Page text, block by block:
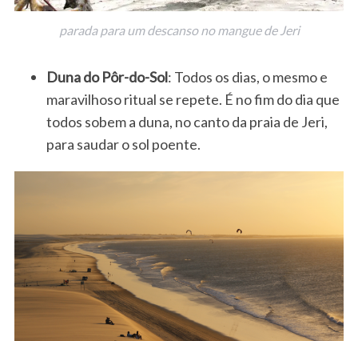
parada para um descanso no mangue de Jeri
Duna do Pôr-do-Sol: Todos os dias, o mesmo e
maravilhoso ritual se repete. É no fim do dia que
todos sobem a duna, no canto da praia de Jeri,
para saudar o sol poente.